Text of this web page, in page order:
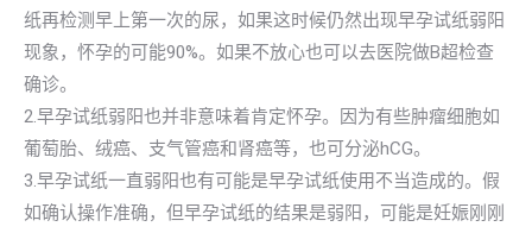
纸再检测早上第一次的尿，如果这时候仍然出现早孕试纸弱阳
现象，怀孕的可能90%。如果不放心也可以去医院做B超检查
确诊。
2.早孕试纸弱阳也并非意味着肯定怀孕。因为有些肿瘤细胞如
葡萄胎、绒癌、支气管癌和肾癌等，也可分泌hCG。
3.早孕试纸一直弱阳也有可能是早孕试纸使用不当造成的。假
如确认操作准确，但早孕试纸的结果是弱阳，可能是妊娠刚刚